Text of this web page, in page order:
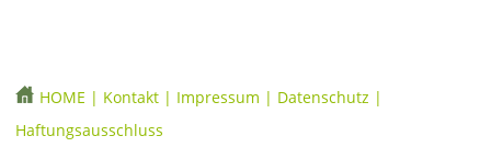
HOME | Kontakt | Impressum | Datenschutz |
Haftungsausschluss